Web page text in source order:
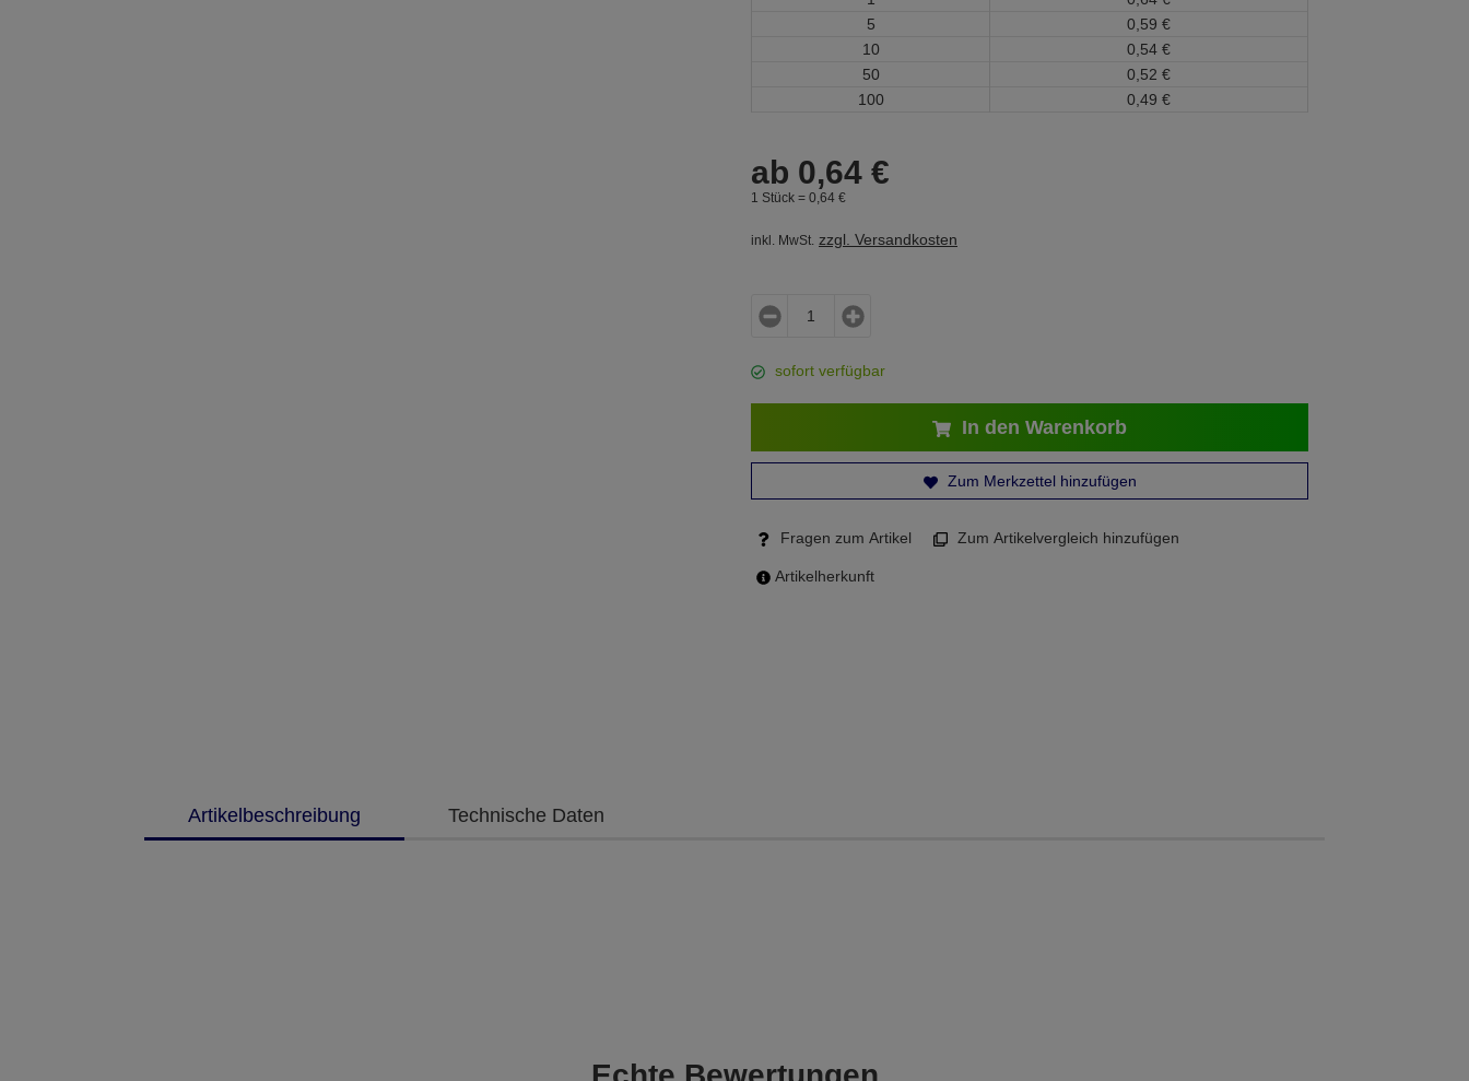
5
0, 59 €
10
0, 54 €
50
0, 52 €
100
0, 49 €
ab 0,64 €
1 Stück = 0, 64 €
inkl. MwSt. zzgl. Versandkosten
sofort verfügbar
In den Warenkorb
Zum Merkzettel hinzufügen
Fragen zum Artikel Zum Artikelvergleich hinzufügen
Artikelherkunft
Artikelbeschreibung Technische Daten